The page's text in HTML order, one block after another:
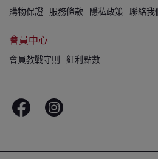
購物保證 服務條款 隱私政策 聯絡我
會員中心
會員教戰守則 紅利點數